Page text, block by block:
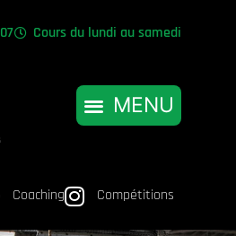
Cours du lundi au samedi
Coaching Compétitions